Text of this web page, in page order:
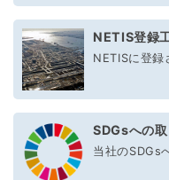
NETIS登録
NETISに登録
SDGsへの
当社のSDGs